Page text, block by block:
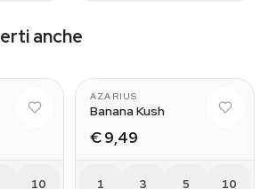
anche
10
AZARIUS
Banana Kush
€ 9,49
1 3 5 10